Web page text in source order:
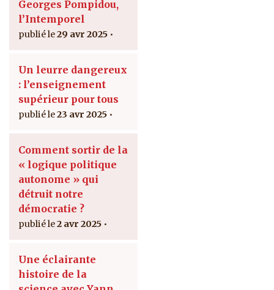
Georges Pompidou,
l’Intemporel
29 avr 2025
Un leurre dangereux
: l’enseignement
supérieur pour tous
23 avr 2025
Comment sortir de la
« logique politique
autonome » qui
détruit notre
démocratie ?
2 avr 2025
Une éclairante
histoire de la